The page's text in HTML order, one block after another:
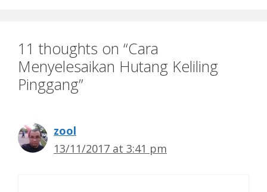
11 thoughts on “Cara
Menyelesaikan Hutang Keliling
Pinggang”
zool
13/11/2017 at 3:41 pm